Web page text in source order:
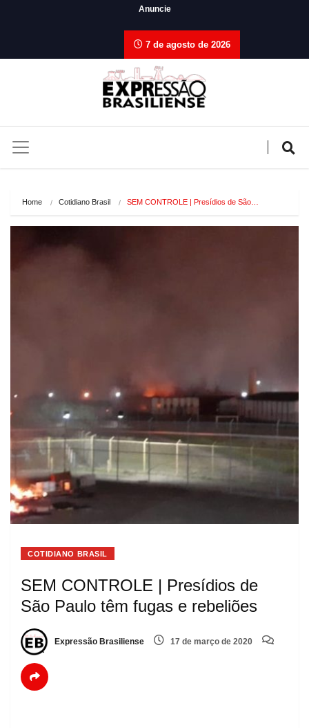
Anuncie
7 de agosto de 2026
Home Cotidiano Brasil SEM CONTROLE | Presídios de São…
COTIDIANO BRASIL
SEM CONTROLE | Presídios de
São Paulo têm fugas e rebeliões
Expressão Brasiliense 17 de março de 2020